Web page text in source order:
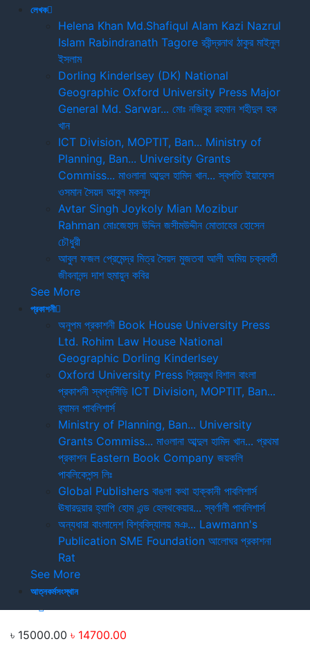
লেখক
Helena Khan Md.Shafiqul Alam Kazi Nazrul
Islam Rabindranath Tagore রবীন্দ্রনাথ ঠাকুর মাইনুল
ইসলাম
Dorling Kinderlsey (DK) National
Geographic Oxford University Press Major
General Md. Sarwar... মোঃ নজিবুর রহমান শহীদুল হক
খান
ICT Division, MOPTIT, Ban... Ministry of
Planning, Ban... University Grants
Commiss... মাওলানা আব্দুল হামিদ খান... স্বপতি ইয়াফেস
ওসমান সৈয়দ আবুল মকসুদ
Avtar Singh Joykoly Mian Mozibur
Rahman মোঃজেহাদ উদ্দিন জসীমউদ্দীন মোতাহের হোসেন
চৌধুরী
আবুল ফজল প্রেমেন্দ্র মিত্র সৈয়দ মুজতবা আলী অমিয় চক্রবর্তী
জীবনানন্দ দাশ হুমায়ুন কবির
See More
প্রকাশনী
অনুপম প্রকাশনী Book House University Press
Ltd. Rohim Law House National
Geographic Dorling Kinderlsey
Oxford University Press প্রিয়মুখ বিশাল বাংলা
প্রকাশনী স্বপ্নসিঁড়ি ICT Division, MOPTIT, Ban...
র‍্যামন পাবলিশার্স
Ministry of Planning, Ban... University
Grants Commiss... মাওলানা আব্দুল হামিদ খান... প্রথমা
প্রকাশন Eastern Book Company জয়কলি
পাবলিকেশন্স লিঃ
Global Publishers বাঙলা কথা হাক্কানী পাবলিশার্স
ঊষারদুয়ার হ্যাপি হোম এন্ড হেলথকেয়ার... স্বর্ণালী পাবলিশার্স
অন্যধারা বাংলাদেশ বিশ্ববিদ্যালয় মঞ... Lawmann's
Publication SME Foundation আলোঘর প্রকাশনা
Rat
See More
আত্নকর্মসংস্থান
30 - 39%
20 - 29%
10 - 19%
Sort by Format
Hardbound
Leather-bound
Sort by Language
English
Law Journal বই সূমহ
একটু পড়ে দেখুন
Labour & Industrial Cases 2020 (Vol:
৳ 15000.00 ৳ 14700.00
Add to cart
Labour & Industrial Cases 2020 (Vol:
৳ 15000.00 ৳ 14700.00
একটু পড়ে দেখুন